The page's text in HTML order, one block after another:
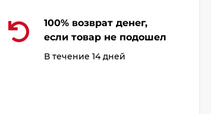
100% возврат денег,
если товар не подошел
В течение 14 дней